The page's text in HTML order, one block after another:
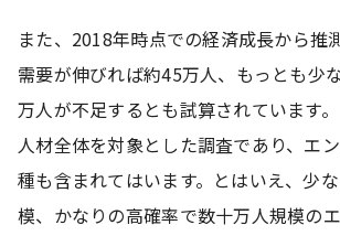
また、2018年時点での経済成長から推
需要が伸びれば約45万人、もっとも少
万人が不足するとも試算されています
人材全体を対象とした調査であり、エ
種も含まれてはいます。とはいえ、少
模、かなりの高確率で数十万人規模の